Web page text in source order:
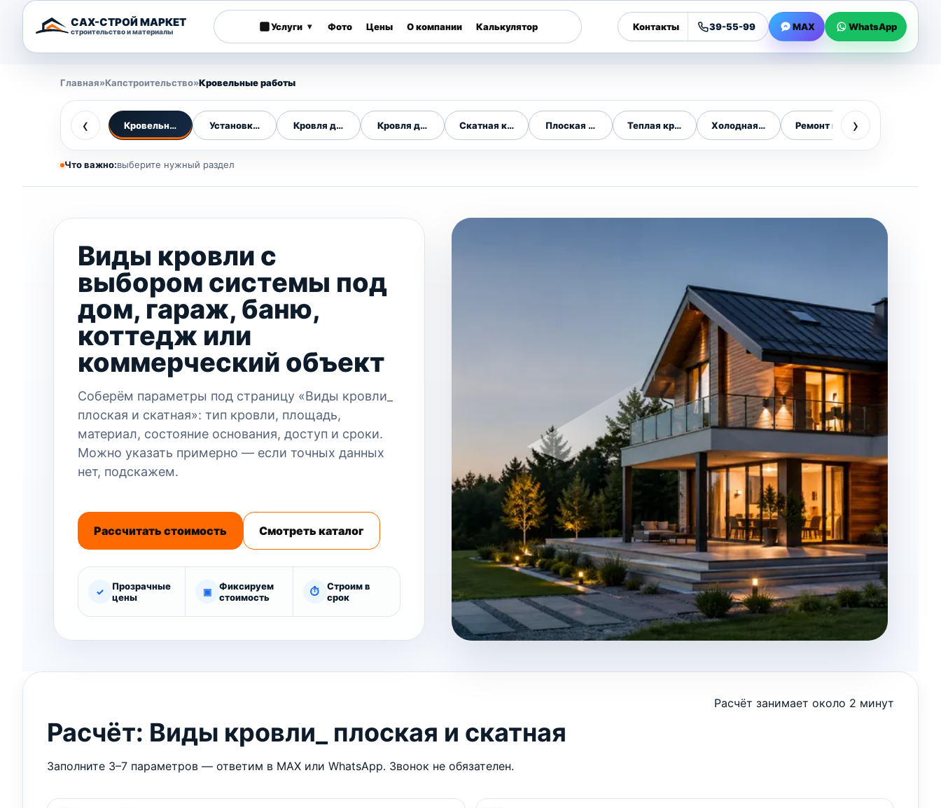
САХ-СТРОЙ МАРКЕТ
строительство и материалы Услуги ▾ Фото Цены О компании Калькулятор Контакты 39-55-99 MAX WhatsApp
Главная»Капстроительство»Кровельные работы
‹ Кровельные работыУстановка кровлиКровля дома Кровля для дома Скатная кровля Плоская кровля Теплая кровля Холодная кровля Ремонт кровли
›
Что важно:выберите нужный раздел
Виды кровли с
выбором системы под
дом, гараж, баню,
коттедж или
коммерческий объект
Соберём параметры под страницу «Виды кровли_
плоская и скатная»: тип кровли, площадь,
материал, состояние основания, доступ и сроки.
Можно указать примерно — если точных данных
нет, подскажем.
Рассчитать стоимость Смотреть каталог
✓
Прозрачные
цены
▣
Фиксируем
стоимость
⏱
Строим в
срок
Расчёт: Виды кровли_ плоская и скатная
Заполните 3–7 параметров — ответим в MAX или WhatsApp. Звонок не обязателен.
Расчёт занимает около 2 минут